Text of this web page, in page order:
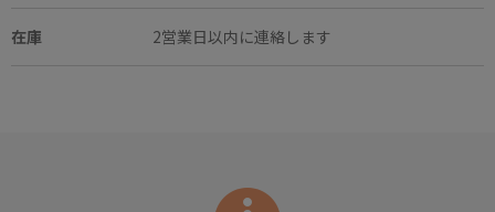
在庫 2営業日以内に連絡します